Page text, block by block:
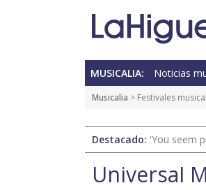
MUSICALIA: Noticias
Musicalia > Festivales
Destacado: 'You seem
Universal